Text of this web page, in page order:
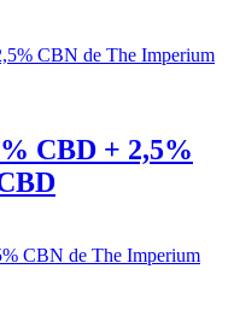
CBD + 2,5%